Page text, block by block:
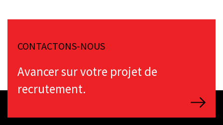
CONTACTONS-NOUS
Avancer sur votre projet de
recrutement.